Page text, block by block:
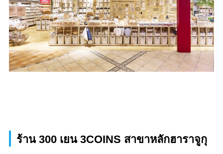
ร้าน 300 เยน 3COINS สาขาหลักฮาราจูกุ